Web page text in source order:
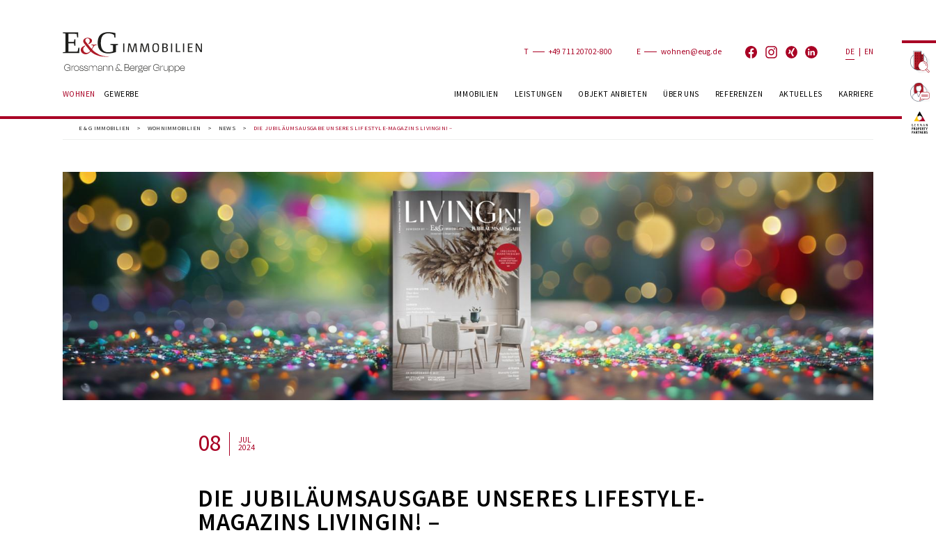
T +49 711 20702-800 E wohnen@eug.de DE EN
WOHNEN GEWERBE IMMOBILIEN LEISTUNGEN OBJEKT ANBIETEN ÜBER UNS REFERENZEN AKTUELLES KARRIERE
E & G IMMOBILIEN > WOHNIMMOBILIEN > NEWS > DIE JUBILÄUMSAUSGABE UNSERES LIFESTYLE-MAGAZINS LIVINGIN! –
08 JUL
2024
DIE JUBILÄUMSAUSGABE UNSERES LIFESTYLE-
MAGAZINS LIVINGIN! –